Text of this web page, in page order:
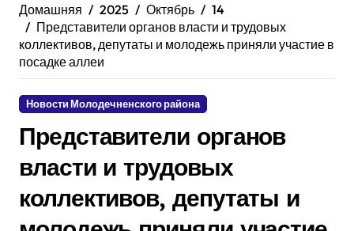
Домашняя 2025 Октябрь
14
Представители органов власти и трудовых
коллективов, депутаты и молодежь приняли участие в
посадке аллеи
Новости Молодечненского района
Представители органов
власти и трудовых
коллективов, депутаты и